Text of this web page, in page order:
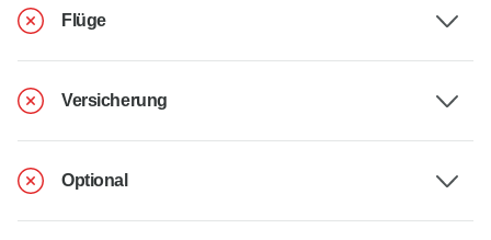
Flüge
Versicherung
Optional